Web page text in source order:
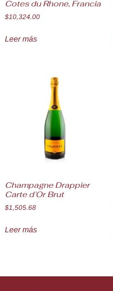
Cotes du Rhone, Francia
$10,324.00
Leer más
Champagne Drappier
Carte d’Or Brut
$1,505.68
Leer más